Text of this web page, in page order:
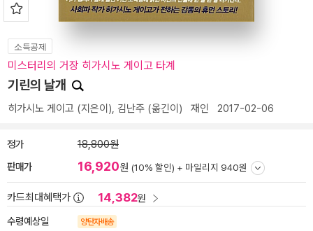
소득공제
미스터리의 거장 히가시노 게이고 타계
기린의 날개
히가시노 게이고 (지은이), 김난주 (옮긴이) 재인 2017-02-06
정가 18,800원
판매가 16,920원 (10% 할인) + 마일리지 940원
카드최대혜택가 14,382원
수령예상일 양탄자배송